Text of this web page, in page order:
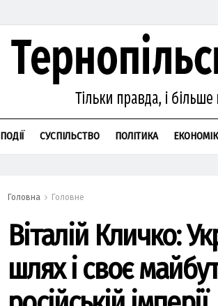
ПОДІЇ СУСПІЛЬСТВО ПОЛІТИКА
Головна Головне
Віталій Кличко:
шлях і своє